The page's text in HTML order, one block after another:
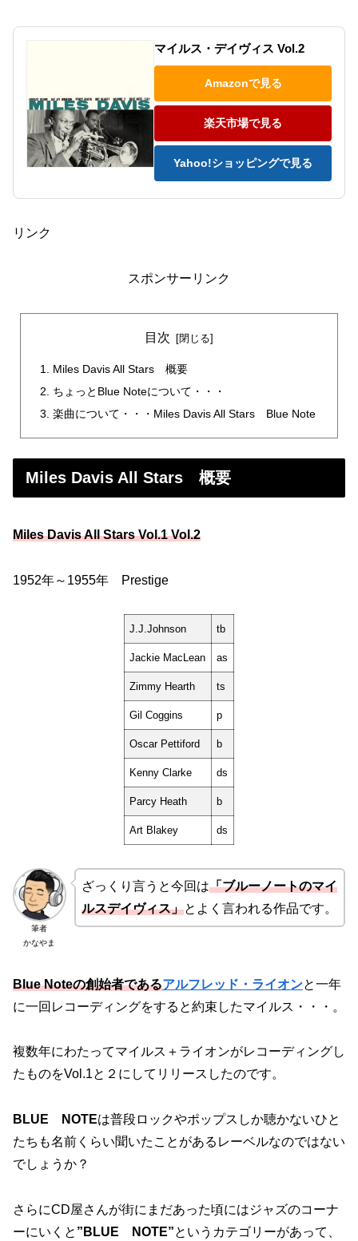
マイルス・デイヴィス Vol.2
Amazonで見る
楽天市場で見る
Yahoo!ショッピングで見る
リンク
スポンサーリンク
目次
Miles Davis All Stars 概要
ちょっとBlue Noteについて・・・
楽曲について・・・Miles Davis All Stars Blue Note
Miles Davis All Stars 概要
Miles Davis All Stars Vol.1 Vol.2
1952年～1955年 Prestige
J.J.Johnson tb
Jackie MacLean as
Zimmy Hearth ts
Gil Coggins p
Oscar Pettiford b
Kenny Clarke ds
Parcy Heath b
Art Blakey ds
筆者
かなやま
ざっくり言うと今回は「ブルーノートのマイ
ルスデイヴィス」とよく言われる作品です。
Blue Noteの創始者であるアルフレッド・ライオンと一年
に一回レコーディングをすると約束したマイルス・・・。
複数年にわたってマイルス＋ライオンがレコーディングし
たものをVol.1と２にしてリリースしたのです。
BLUE NOTEは普段ロックやポップスしか聴かないひと
たちも名前くらい聞いたことがあるレーベルなのではない
でしょうか？
さらにCD屋さんが街にまだあった頃にはジャズのコーナ
ーにいくと ”BLUE NOTE”というカテゴリーがあって、